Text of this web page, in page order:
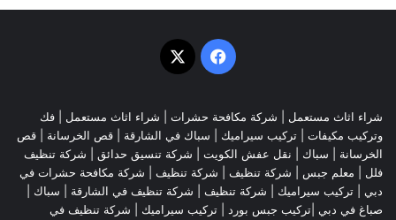
فيسبوك
‫X
شراء اثاث مستعمل شركة مكافحة حشرات شراء اثاث مستعمل
فك
وتركيب مكيفات | تركيب سيراميك | سباك في الشارقة قص الخرسانة | قص
الخرسانة | سباك نقل عفش الكويت شركة تنسيق حدائق
شركة تنظيف
فلل
معلم جبس شركة تنظيف شركة تنظيف
شركة مكافحة حشرات في
دبي
تركيب سيراميك شركة تنظيف شركة تنظيف في الشارقة | سباك |
صباغ في دبي |تركيب جبس بورد | تركيب سيراميك
شركة تنظيف في